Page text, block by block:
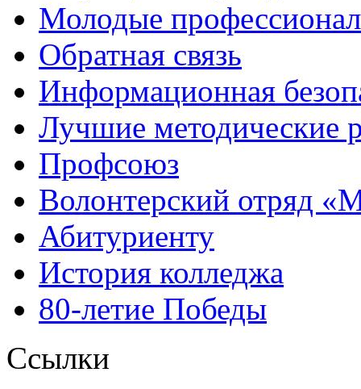
Молодые
Обратная связь
Информационная
Лучшие методические
Профсоюз
Волонтерский отряд
Абитуриенту
История колледжа
80-летие Победы
Ссылки